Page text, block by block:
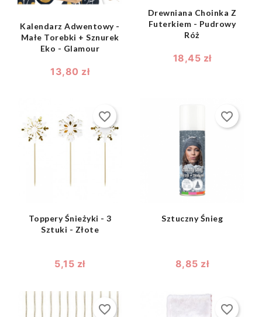
Kalendarz Adwentowy -
Małe Torebki + Sznurek
Eko - Glamour
13,80 zł
Drewniana Choinka Z
Futerkiem - Pudrowy
Róż
18,45 zł
Toppery Śnieżyki - 3
Sztuki - Złote
5,15 zł
favorite_border
shopping_bag 
Sztuczny Śnieg
8,85 zł
favorite_border
favorite_border favorite_border